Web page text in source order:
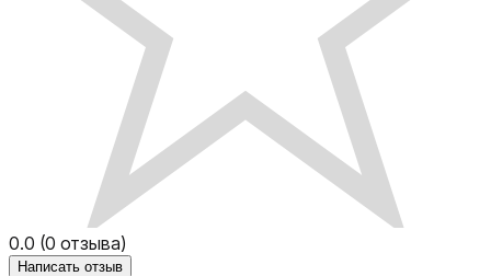
0.0 (0 отзыва)
Написать отзыв